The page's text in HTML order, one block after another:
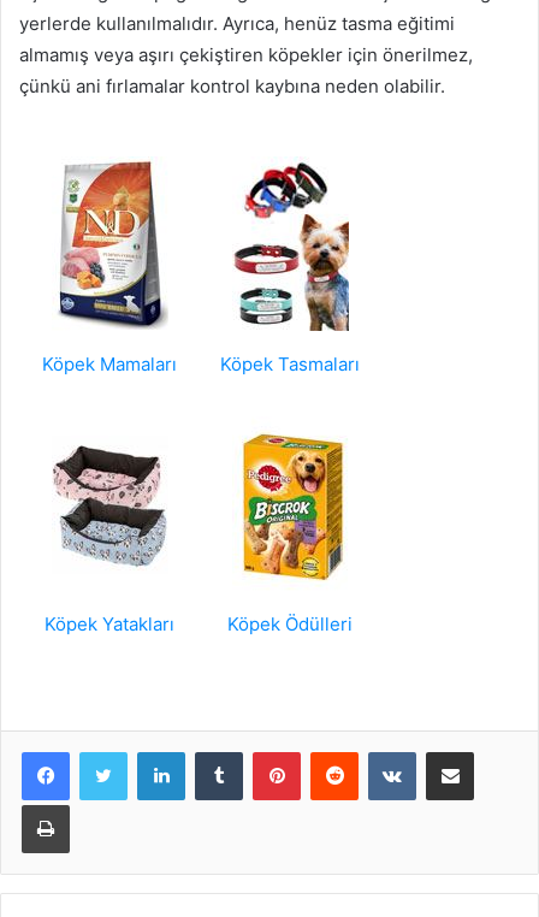
yerlerde kullanılmalıdır. Ayrıca, henüz tasma eğitimi
almamış veya aşırı çekiştiren köpekler için önerilmez,
çünkü ani fırlamalar kontrol kaybına neden olabilir.
Köpek Mamaları Köpek Tasmaları
Köpek Yatakları Köpek Ödülleri
LinkedInTumblr PinterestReddit VKontakteE-Posta ile paylaş
Yazdır